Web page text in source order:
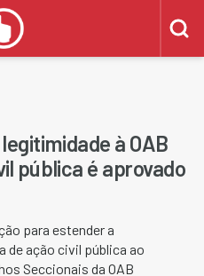
à OAB
pública é aprovado
para estender a
de ação civil pública ao
Seccionais da OAB